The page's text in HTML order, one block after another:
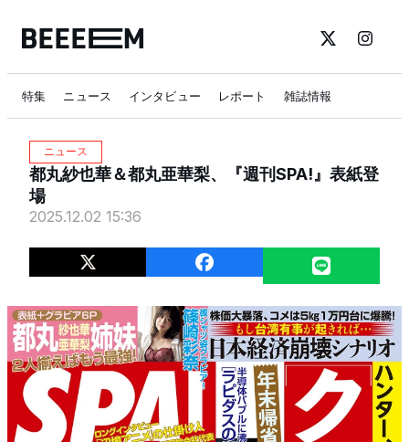
特集 ニュース インタビュー レポート 雑誌情報
ニュース
都丸紗也華＆都丸亜華梨、『週刊SPA!』表紙登
場
2025.12.02 15:36